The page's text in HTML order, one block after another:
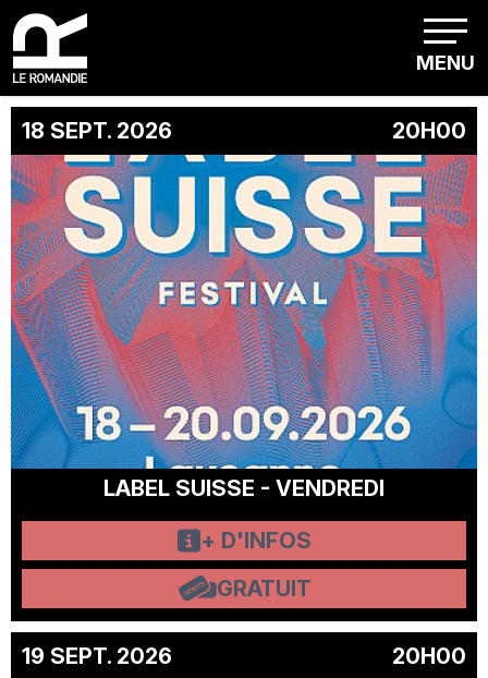
MENU
Le Romandie Club programmation
18 SEPT. 2026 20H00
LABEL SUISSE - VENDREDI
+ D'INFOS
GRATUIT
19 SEPT. 2026 20H00